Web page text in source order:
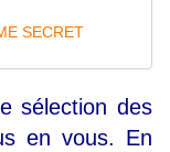
SECRET
sélection des
en vous. En